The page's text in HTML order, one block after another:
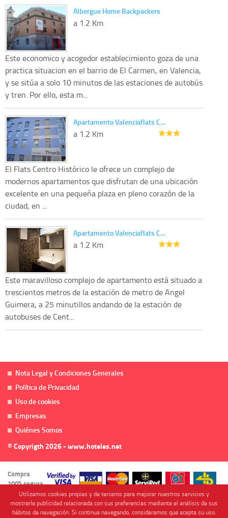
Albergue Home Backpackers
a 1.2 Km
Este economico y acogedor establecimiento goza de una
practica situacion en el barrio de El Carmen, en Valencia,
y se sitúa a solo 10 minutos de las estaciones de autobús
y tren. Por ello, esta m...
Apartamento Valenciaflats C…
a 1.2 Km
El Flats Centro Histórico le ofrece un complejo de
modernos apartamentos que disfrutan de una ubicación
excelente en una pequeña plaza en pleno corazón de la
ciudad, en ...
Apartamento Valenciaflats C…
a 1.2 Km
Este maravilloso complejo de apartamento está situado a
trescientos metros de la estación de metro de Angel
Guimera, a 25 minutillos andando de la estación de
autobuses de Cent...
Nota Legal y Condiciones Generales
Política de Privacidad
Uso de cookies
Empresas
Quiénes Somos
© Copyrigth 2026 - www.hoteles.net
Compra
100% segura
Utilizamos cookies propias y de terceros para mejorar nuestros servicios y
mostrarle publicidad relacionada con sus preferencias mediante el análisis de sus
hábitos de navegación. Si continua navegando, consideramos que acepta su uso.